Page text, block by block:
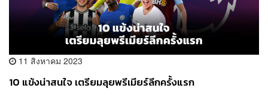
11 สิงหาคม 2023
10 แข้งน่าสนใจ เตรียมลุยพรีเมียร์ลีกครั้งแรก